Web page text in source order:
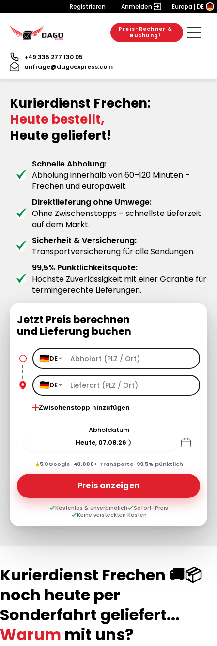
Registrieren Anmelden Europa DE
Preis-Rechner &
Buchung!
+49 335 277 130 05
anfrage@dagoexpress.com
Kurierdienst Frechen:
Heute bestellt,
Heute geliefert!
Schnelle Abholung:
Abholung innerhalb von 60–120 Minuten –
Frechen und europaweit.
Direktlieferung ohne Umwege:
Ohne Zwischenstopps – schnellste Lieferzeit
auf dem Markt.
Sicherheit & Versicherung:
Transportversicherung für alle Sendungen.
99,5% Pünktlichkeitsquote:
Höchste Zuverlässigkeit mit einer Garantie für
termingerechte Lieferungen.
Jetzt Preis berechnen
und Lieferung buchen
DE
DE
Zwischenstopp hinzufügen
Abholdatum
Heute, 07.08.26
★5,0Google· 40.000+ Transporte· 99,5% pünktlich
Preis anzeigen
Kostenlos & unverbindlich
Sofort-Preis
Keine versteckten Kosten
Kurierdienst Frechen 🚚📦
noch heute per
Sonderfahrt geliefert...
Warum mit uns?